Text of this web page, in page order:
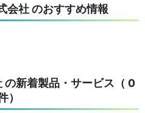
会社 のおすすめ情報
の新着製品・サービス（ 0
）